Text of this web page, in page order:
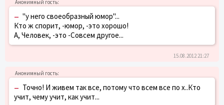
– "у него своеобразный юмор"...
Кто ж спорит, -юмор, -это хорошо!
А, Человек, -это -Совсем другое...
15.08.2012 21:27
– Точно! И живем так все, потому что всем все по х..Кто
учит, чему учит, как учит...